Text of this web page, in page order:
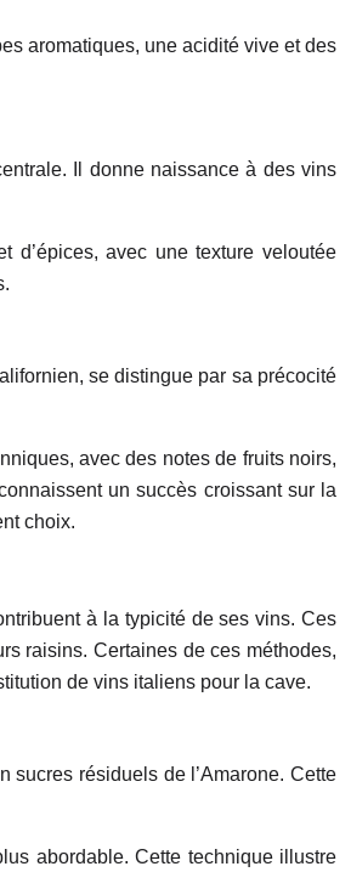
aromatiques, une acidité vive et des
Il donne naissance à des vins
d’épices, avec une texture veloutée
se distingue par sa précocité
avec des notes de fruits noirs,
un succès croissant sur la
choix.
à la typicité de ses vins. Ces
raisins. Certaines de ces méthodes,
de vins italiens pour la cave.
sucres résiduels de l’Amarone. Cette
abordable. Cette technique illustre